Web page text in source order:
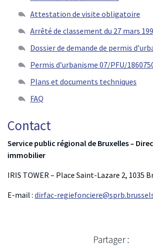
Attestation de visite obligatoire
Arrêté de classement du 27 mars
Dossier de demande de permis
Permis d’urbanisme 07/PFU/
Plans et documents techniques
FAQ
Contact
Service public régional de Bruxelles –
immobilier
IRIS TOWER – Place Saint-Lazare 2, 1035
E-mail : dirfac-
Partager :